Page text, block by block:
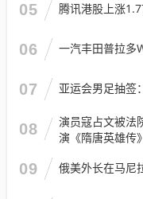
05 腾讯港股上涨
06 一汽丰田普拉多
07 亚运会男足抽签
08
演员寇占文被法
演《隋唐英雄传
09 俄美外长在马尼